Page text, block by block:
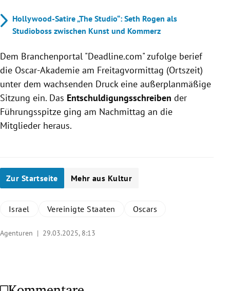
Hollywood-Satire „The Studio“: Seth Rogen als
Studioboss zwischen Kunst und Kommerz
Dem Branchenportal "Deadline.com" zufolge berief
die Oscar-Akademie am Freitagvormittag (Ortszeit)
unter dem wachsenden Druck eine außerplanmäßige
Sitzung ein. Das Entschuldigungsschreiben der
Führungsspitze ging am Nachmittag an die
Mitglieder heraus.
Zur Startseite Mehr aus Kultur
Israel Vereinigte Staaten Oscars
Agenturen | 29.03.2025, 8:13